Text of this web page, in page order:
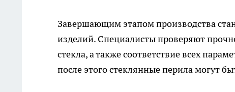
Завершающим этапом производства
изделий. Специалисты проверяют
стекла, а также соответствие всех
после этого стеклянные перила могут